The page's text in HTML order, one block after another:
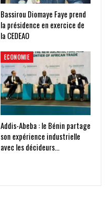
Bassirou Diomaye Faye prend
la présidence en exercice de
la CEDEAO
ECONOMIE
Addis-Abeba : le Bénin partage
son expérience industrielle
avec les décideurs…